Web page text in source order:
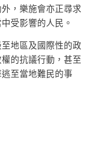
，樂施會亦正尋求
受影響的人民。
地區及國際性的政
的抗議行動，甚至
至當地難民的事